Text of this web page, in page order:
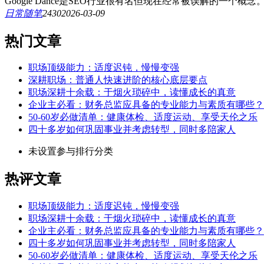
日常随笔24302026-03-09
热门文章
职场顶级能力：适度迟钝，慢慢变强
深耕职场：普通人快速进阶的核心底层要点
职场深耕十余载：于烟火琐碎中，读懂成长的真意
企业主必看：财务总监应具备的专业能力与素质有哪些？
50-60岁必做清单：健康体检、适度运动、享受天伦之乐
四十多岁如何巩固事业并考虑转型，同时多陪家人
未设置参与排行分类
热评文章
职场顶级能力：适度迟钝，慢慢变强
职场深耕十余载：于烟火琐碎中，读懂成长的真意
企业主必看：财务总监应具备的专业能力与素质有哪些？
四十多岁如何巩固事业并考虑转型，同时多陪家人
50-60岁必做清单：健康体检、适度运动、享受天伦之乐